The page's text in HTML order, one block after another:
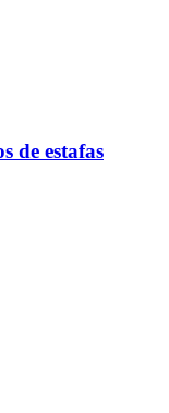
de estafas